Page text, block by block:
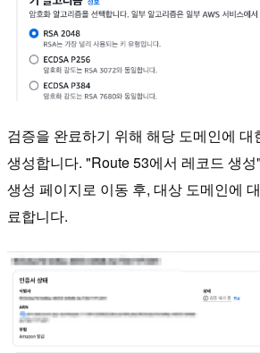
검증을 완료하기 위해 해당 도메인에
생성합니다. "Route 53에서 레코드 생
생성 페이지로 이동 후, 대상 도메인에
료합니다.